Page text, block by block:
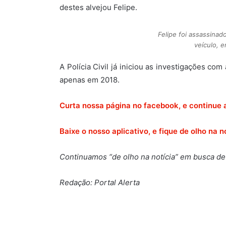
destes alvejou Felipe.
Felipe foi
veículo,
A Polícia Civil já iniciou as investigações
apenas em 2018.
Curta nossa página no facebook, e
Baixe o nosso aplicativo, e fique de olho na
Continuamos “de olho na notícia” em busca
Redação: Portal Alerta